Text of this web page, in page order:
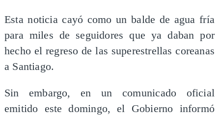
Esta noticia cayó como un balde de agua fría
para miles de seguidores que ya daban por
hecho el regreso de las superestrellas coreanas
a Santiago.
Sin embargo, en un comunicado oficial
emitido este domingo, el Gobierno informó